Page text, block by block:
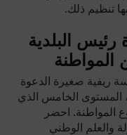
تنظيم ذلك.
رئيس البلدية
المواطنة
ريفية صغيرة الدعوة
المستوى الخامس الذي
المواطنة. احضر
والعلم الوطني